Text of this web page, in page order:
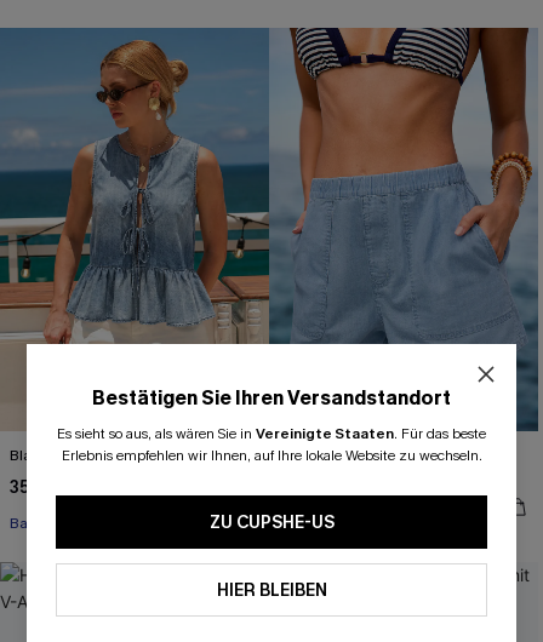
Blaues Ärmelloses Jeans-Top
35,00 €
Baumwolle
Himmelblaue Jeansshorts mit
Bestätigen Sie Ihren Versandstandort
Es sieht so aus, als wären Sie in Vereinigte Staaten. Für das beste
Erlebnis empfehlen wir Ihnen, auf Ihre lokale Website zu wechseln.
ZU CUPSHE-US
HIER BLEIBEN